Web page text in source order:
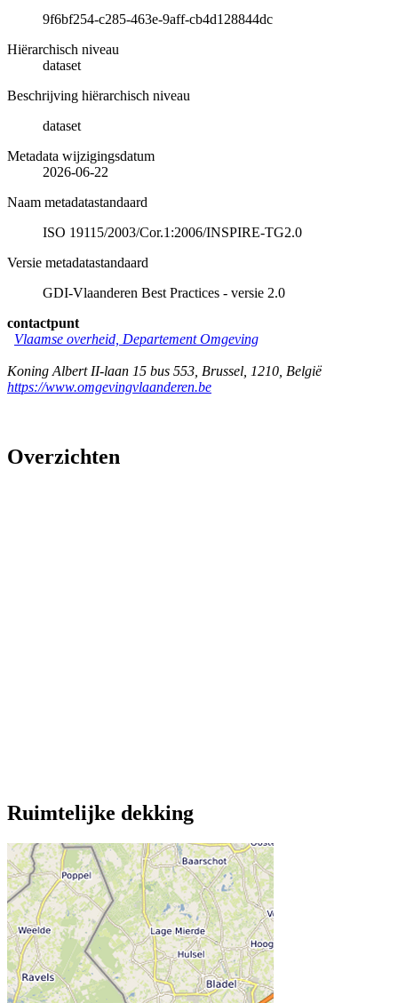
9f6bf254-c285-463e-9aff-cb4d128844dc
Hiërarchisch niveau
dataset
Beschrijving hiërarchisch niveau
dataset
Metadata wijzigingsdatum
2026-06-22
Naam metadatastandaard
ISO 19115/2003/Cor.1:2006/INSPIRE-TG2.0
Versie metadatastandaard
GDI-Vlaanderen Best Practices - versie 2.0
contactpunt
Vlaamse overheid, Departement Omgeving
Koning Albert II-laan 15 bus 553 Brussel 1210 België
https://www.omgevingvlaanderen.be
Overzichten
Ruimtelijke dekking